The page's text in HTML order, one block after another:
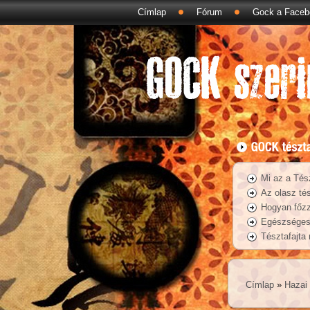
Címlap Fórum Gock a
Mi az a
Az olasz
Hogyan
Tésztafajta
Címlap »